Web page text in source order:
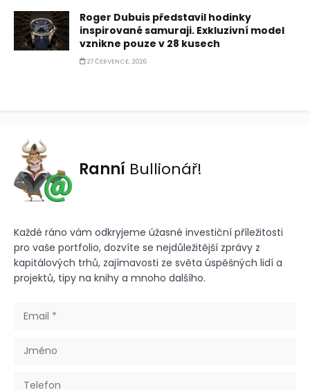
Roger Dubuis představil hodinky
inspirované samuraji. Exkluzivní model
vznikne pouze v 28 kusech
27 ČERVENCE, 2026
Ranní Bullionář!
Každé ráno vám odkryjeme úžasné investiční příležitosti
pro vaše portfolio, dozvíte se nejdůležitější zprávy z
kapitálových trhů, zajímavosti ze světa úspěšných lidí a
projektů, tipy na knihy a mnoho dalšího.